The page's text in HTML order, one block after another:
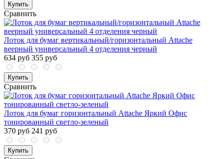
Купить
Сравнить
Лоток для бумаг вертикальный/горизонтальный Attache
веерный универсальный 4 отделения черный
634 руб 355 руб
Купить
Сравнить
Лоток для бумаг горизонтальный Attache Яркий Офис
тонированный светло-зеленый
370 руб 241 руб
Купить